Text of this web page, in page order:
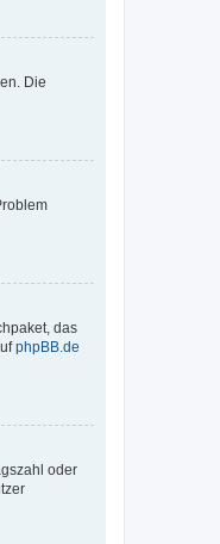
Die
das
phpBB.de
oder